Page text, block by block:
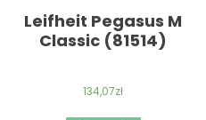
Leifheit Pegasus M
Classic (81514)
134,07zł